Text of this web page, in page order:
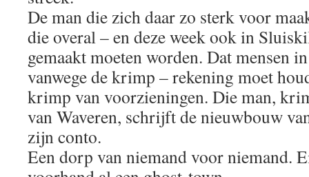
De man die zich daar zo sterk voor
die overal – en deze week ook in
gemaakt moeten worden. Dat mensen
vanwege de krimp – rekening moet
krimp van voorzieningen. Die man,
van Waveren, schrijft de nieuwbouw
zijn conto.
Een dorp van niemand voor niemand.